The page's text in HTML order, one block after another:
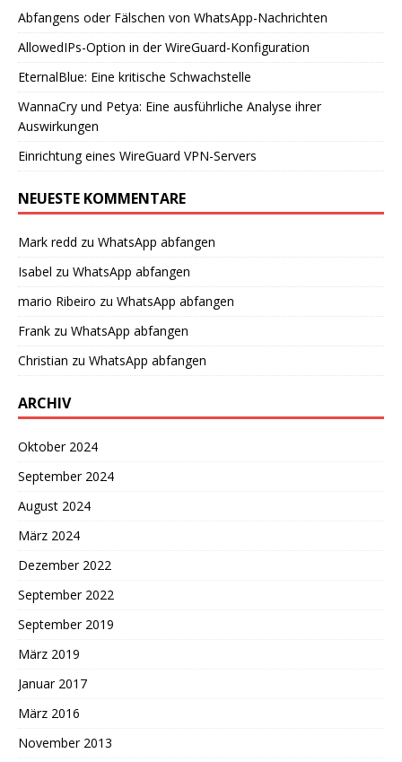
Abfangens oder Fälschen von WhatsApp-Nachrichten
AllowedIPs-Option in der WireGuard-Konfiguration
EternalBlue: Eine kritische Schwachstelle
WannaCry und Petya: Eine ausführliche Analyse ihrer
Auswirkungen
Einrichtung eines WireGuard VPN-Servers
NEUESTE KOMMENTARE
Mark redd zu WhatsApp abfangen
Isabel zu WhatsApp abfangen
mario Ribeiro zu WhatsApp abfangen
Frank zu WhatsApp abfangen
Christian zu WhatsApp abfangen
ARCHIV
Oktober 2024
September 2024
August 2024
März 2024
Dezember 2022
September 2022
September 2019
März 2019
Januar 2017
März 2016
November 2013